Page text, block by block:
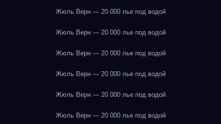
Жюль Верн — 20 000 лье под водой
Жюль Верн — 20 000 лье под водой
Жюль Верн — 20 000 лье под водой
Жюль Верн — 20 000 лье под водой
Жюль Верн — 20 000 лье под водой
Жюль Верн — 20 000 лье под водой